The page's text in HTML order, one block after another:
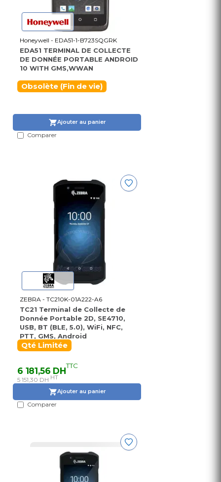
Honeywell - EDA51-1-B723SQGRK
EDA51 TERMINAL DE COLLECTE
DE DONNÉE PORTABLE ANDROID
10 WITH GMS,WWAN
Obsolète (Fin de vie)
Ajouter au panier
Comparer
ZEBRA - TC210K-01A222-A6
TC21 Terminal de Collecte de
Donnée Portable 2D, SE4710,
USB, BT (BLE, 5.0), WiFi, NFC,
PTT, GMS, Android
Qté Limitée
6 181,56 DHTTC
5 151,30 DH HT
Ajouter au panier
Comparer